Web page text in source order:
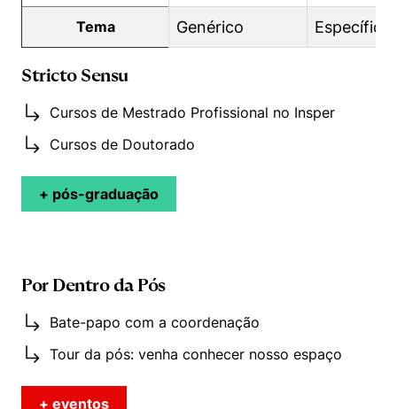
Tema Genérico Específico
Stricto Sensu
Cursos de Mestrado Profissional no Insper
Cursos de Doutorado
+ pós-graduação
Por Dentro da Pós
Bate-papo com a coordenação
Tour da pós: venha conhecer nosso espaço
+ eventos